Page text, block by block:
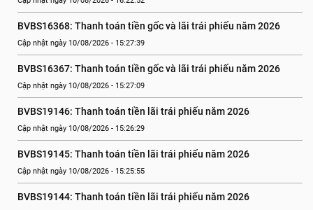
BVBS16368: Thanh toán tiền gốc và lãi trái phiếu năm 2026
Cập nhật ngày 10/08/2026 - 15:27:39
BVBS16367: Thanh toán tiền gốc và lãi trái phiếu năm 2026
Cập nhật ngày 10/08/2026 - 15:27:09
BVBS19146: Thanh toán tiền lãi trái phiếu năm 2026
Cập nhật ngày 10/08/2026 - 15:26:29
BVBS19145: Thanh toán tiền lãi trái phiếu năm 2026
Cập nhật ngày 10/08/2026 - 15:25:55
BVBS19144: Thanh toán tiền lãi trái phiếu năm 2026